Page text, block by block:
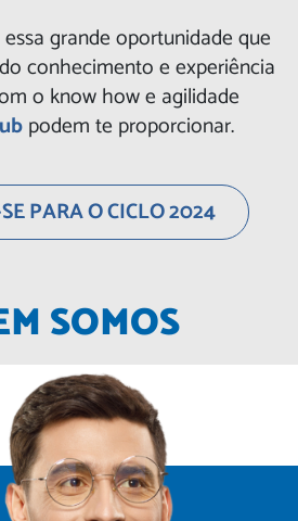
grande oportunidade que
conhecimento e experiência
o know how e agilidade
podem te proporcionar.
PARA O CICLO 2024
SOMOS